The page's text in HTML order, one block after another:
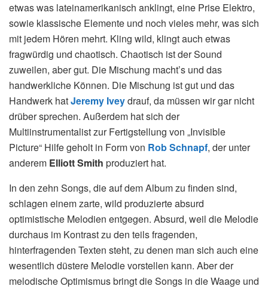
etwas was lateinamerikanisch anklingt, eine Prise Elektro,
sowie klassische Elemente und noch vieles mehr, was sich
mit jedem Hören mehrt. Kling wild, klingt auch etwas
fragwürdig und chaotisch. Chaotisch ist der Sound
zuweilen, aber gut. Die Mischung macht’s und das
handwerkliche Können. Die Mischung ist gut und das
Handwerk hatJeremy Iveydrauf, da müssen wir gar nicht
drüber sprechen. Außerdem hat sich der
Multiinstrumentalist zur Fertigstellung von „Invisible
Picture“ Hilfe geholt in Form von Rob Schnapf, der unter
anderem Elliott Smith produziert hat.
In den zehn Songs, die auf dem Album zu finden sind,
schlagen einem zarte, wild produzierte absurd
optimistische Melodien entgegen. Absurd, weil die Melodie
durchaus im Kontrast zu den teils fragenden,
hinterfragenden Texten steht, zu denen man sich auch eine
wesentlich düstere Melodie vorstellen kann. Aber der
melodische Optimismus bringt die Songs in die Waage und